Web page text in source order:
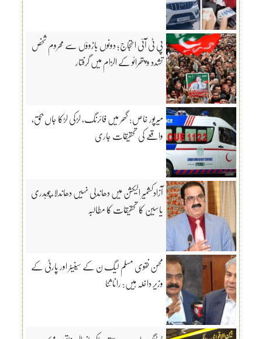
پی ٹی آئی احتجاج؛ دونوں بازوؤں سے محروم شخص
تشدد و پتھرائو کے الزام میں گرفتار
میرپور خاص: گھر میں فائرنگ، لڑکی لڑکا جاں بحق،
واقعے کی تحقیقات جاری
آزادکشمیر الیکشن میں دھاندلی نہیں دھاندلا،چوہدری
یاسین کا تحقیقات کا مطالبہ
محسن نقوی مسلم لیگ ن کے سینیٹر اور پارٹی کے
وزیر داخلہ ہیں: رانا ثنا